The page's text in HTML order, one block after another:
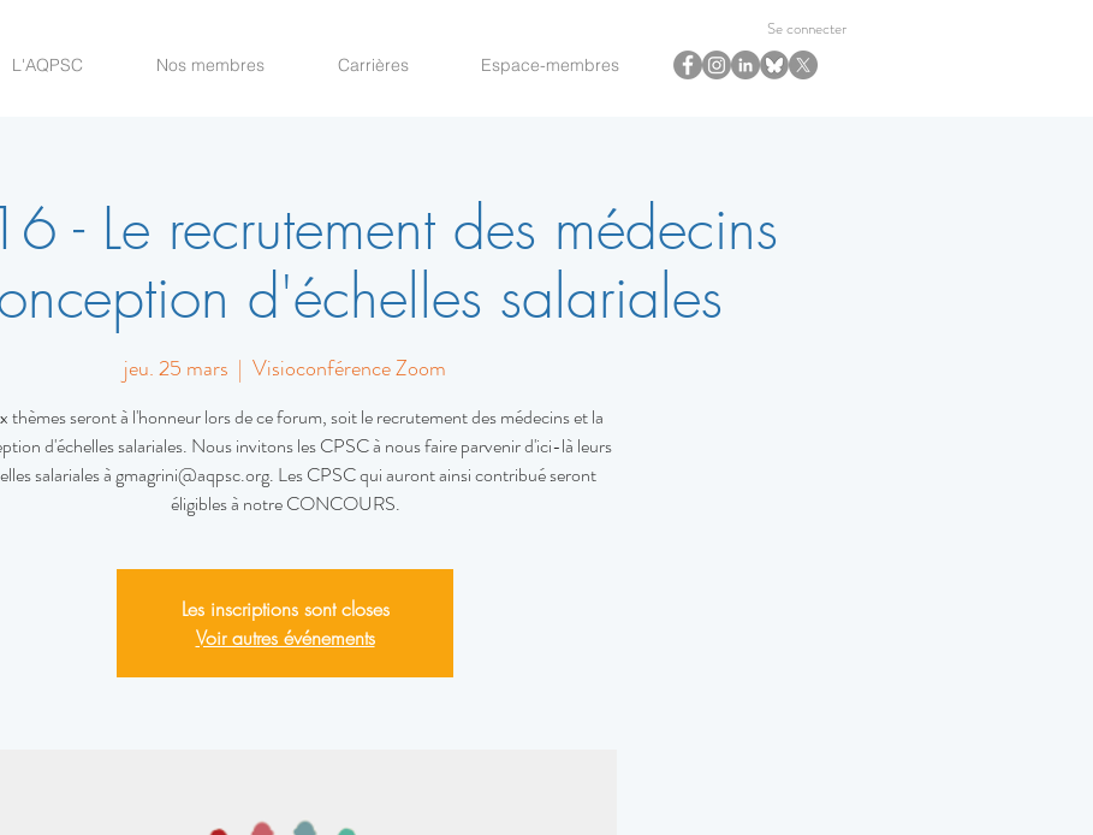
L'AQPSC Nos membres Carrières Espace-membres
Se connecter
- Le recrutement des médecins
d'échelles salariales
jeu. 25 mars
  |
Visioconférence Zoom
thèmes seront à l'honneur lors de ce forum, soit le recrutement des médecins et la
d'échelles salariales. Nous invitons les CPSC à nous faire parvenir d'ici-là leurs
salariales à gmagrini@aqpsc.org. Les CPSC qui auront ainsi contribué seront
éligibles à notre CONCOURS.
Les inscriptions sont closes
Voir autres événements